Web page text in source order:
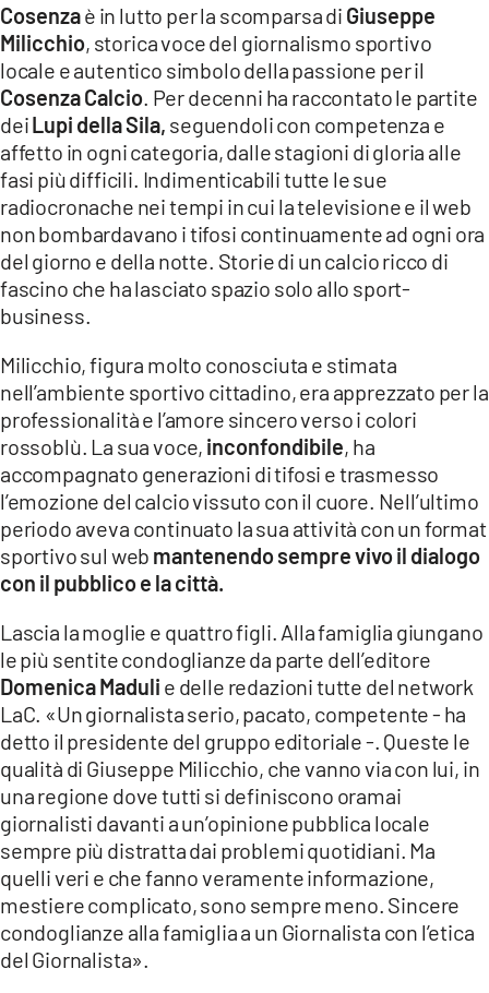
LACONAIR.IT
LACITYMAG.IT
ILREGGINO.IT
COSENZACHANNEL.IT
ILVIBONESE.IT
CATANZAROCHANNEL.IT
LACAPITALENEWS.IT
App
APPLE
Cosenzaè in lutto per la scomparsa di Giuseppe
Milicchio, storica voce del giornalismo sportivo
locale e autentico simbolo della passione per il
Cosenza Calcio . Per decenni ha raccontato le partite
deiLupi della Sila, seguendoli con competenza e
affetto in ogni categoria, dalle stagioni di gloria alle
fasi più difficili. Indimenticabili tutte le sue
radiocronache nei tempi in cui la televisione e il web
non bombardavano i tifosi continuamente ad ogni ora
del giorno e della notte. Storie di un calcio ricco di
fascino che ha lasciato spazio solo allo sport-
business.
Milicchio, figura molto conosciuta e stimata
nell’ambiente sportivo cittadino, era apprezzato per la
professionalità e l’amore sincero verso i colori
rossoblù. La sua voce, inconfondibile, ha
accompagnato generazioni di tifosi e trasmesso
l’emozione del calcio vissuto con il cuore. Nell’ultimo
periodo aveva continuato la sua attività con un format
sportivo sul web mantenendo sempre vivo il dialogo
con il pubblico e la città.
Lascia la moglie e quattro figli. Alla famiglia giungano
le più sentite condoglianze da parte dell’editore
Domenica Maduli e delle redazioni tutte del network
LaC. «Un giornalista serio, pacato, competente - ha
detto il presidente del gruppo editoriale -. Queste le
qualità di Giuseppe Milicchio, che vanno via con lui, in
una regione dove tutti si definiscono oramai
giornalisti davanti a un’opinione pubblica locale
sempre più distratta dai problemi quotidiani. Ma
quelli veri e che fanno veramente informazione,
mestiere complicato, sono sempre meno. Sincere
condoglianze alla famiglia a un Giornalista con l’etica
del Giornalista».